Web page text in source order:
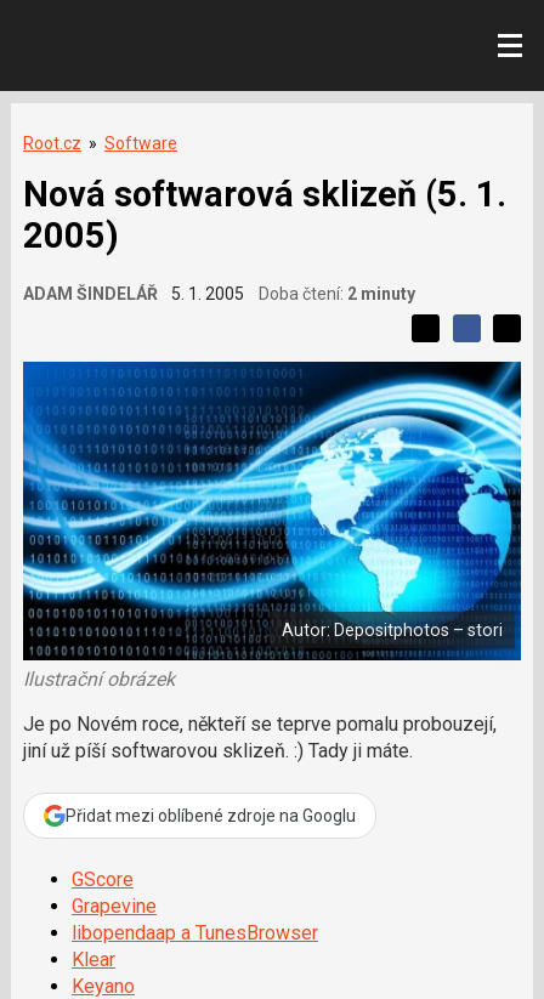
Root.cz » Software
Nová softwarová sklizeň (5. 1.
2005)
ADAM ŠINDELÁŘ 5. 1. 2005 Doba čtení: 2 minuty
b
í
s
e
v
á
m
č
l
n
e
k
S
d
í
l
e
t
S
d
í
l
e
j
t
e
n
F
a
c
e
b
o
o
k
d
í
l
e
j
t
e
n
a
s
í
t
i
X
Autor: Depositphotos – stori
Ilustrační obrázek
Je po Novém roce, někteří se teprve pomalu probouzejí,
jiní už píší softwarovou sklizeň. :) Tady ji máte.
Přidat mezi oblíbené zdroje na Googlu
GScore
Grapevine
libopendaap a TunesBrowser
Klear
Keyano